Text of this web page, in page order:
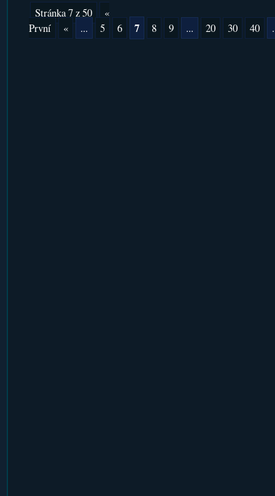
Stránka 7 z 50
«
První
« ... 5 6 7 8 9 ... 20 30 40